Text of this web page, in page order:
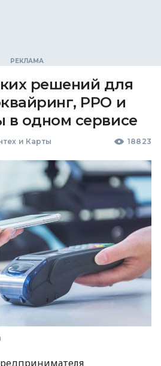
решений для
РРО и
в одном сервисе
и Карты 18823